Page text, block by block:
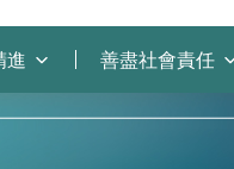
進 善盡社會責任